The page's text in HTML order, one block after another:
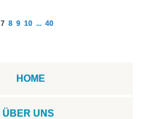
7 8 9 10 ... 40
HOME
ÜBER UNS